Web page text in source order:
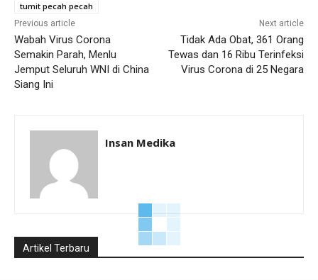
tumit pecah pecah
Previous article
Wabah Virus Corona
Semakin Parah, Menlu
Jemput Seluruh WNI di China
Siang Ini
Next article
Tidak Ada Obat, 361 Orang
Tewas dan 16 Ribu Terinfeksi
Virus Corona di 25 Negara
Insan Medika
Artikel Terbaru